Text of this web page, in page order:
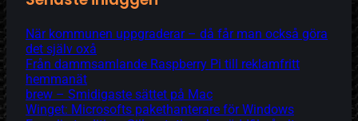
När kommunen uppgraderar – då får man också göra
det själv oxå
Från dammsamlande Raspberry Pi till reklamfritt
hemmanät
brew – Smidigaste sättet på Mac
Winget: Microsofts pakethanterare för Windows